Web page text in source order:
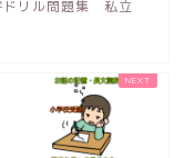
ドリル問題集 私立